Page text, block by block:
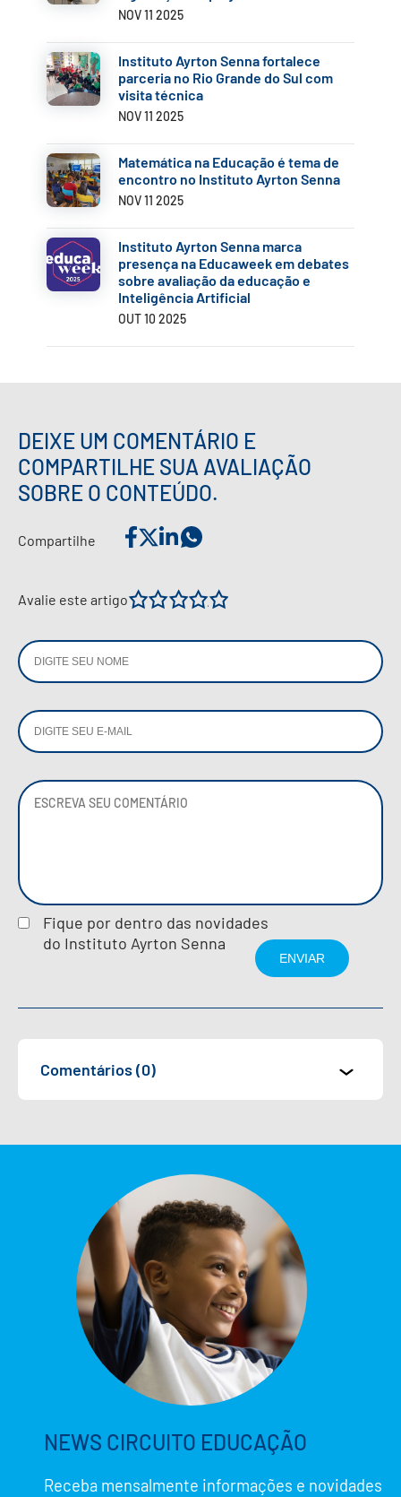
NOV 11 2025
Instituto Ayrton Senna fortalece
parceria no Rio Grande do Sul com
visita técnica
NOV 11 2025
Matemática na Educação é tema de
encontro no Instituto Ayrton Senna
NOV 11 2025
Instituto Ayrton Senna marca
presença na Educaweek em debates
sobre avaliação da educação e
Inteligência Artificial
OUT 10 2025
DEIXE UM COMENTÁRIO E
COMPARTILHE SUA AVALIAÇÃO
SOBRE O CONTEÚDO.
Compartilhe
Avalie este artigo 5
4
3
2
1
Fique por dentro das novidades
do Instituto Ayrton Senna
Comentários (0)
NEWS CIRCUITO EDUCAÇÃO
Receba mensalmente informações e novidades